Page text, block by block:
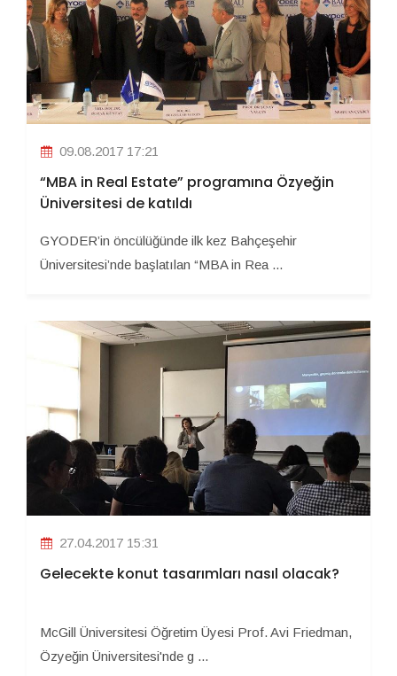
09.08.2017 17:21
“MBA in Real Estate” programına Özyeğin
Üniversitesi de katıldı
GYODER’in öncülüğünde ilk kez Bahçeşehir
Üniversitesi’nde başlatılan “MBA in Rea ...
27.04.2017 15:31
Gelecekte konut tasarımları nasıl olacak?
McGill Üniversitesi Öğretim Üyesi Prof. Avi Friedman,
Özyeğin Üniversitesi'nde g ...